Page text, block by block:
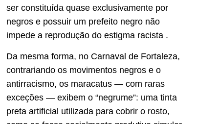
ser constituída quase exclusivamente por
negros e possuir um prefeito negro não
impede a reprodução do estigma racista .
Da mesma forma, no Carnaval de Fortaleza,
contrariando os movimentos negros e o
antirracismo, os maracatus — com raras
exceções — exibem o “negrume”: uma tinta
preta artificial utilizada para cobrir o rosto,